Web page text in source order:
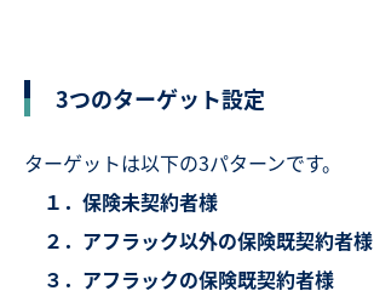
3つのターゲット設定
ターゲットは以下の3パターンです。
１．保険未契約者様
２．アフラック以外の保険既契約者様
３．アフラックの保険既契約者様